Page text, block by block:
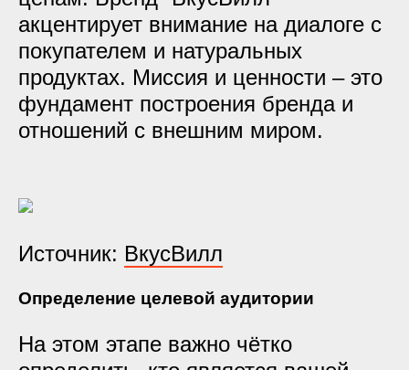
акцентирует внимание на диалоге с
покупателем и натуральных
продуктах. Миссия и ценности – это
фундамент построения бренда и
отношений с внешним миром.
Источник: ВкусВилл
Определение целевой аудитории
На этом этапе важно чётко